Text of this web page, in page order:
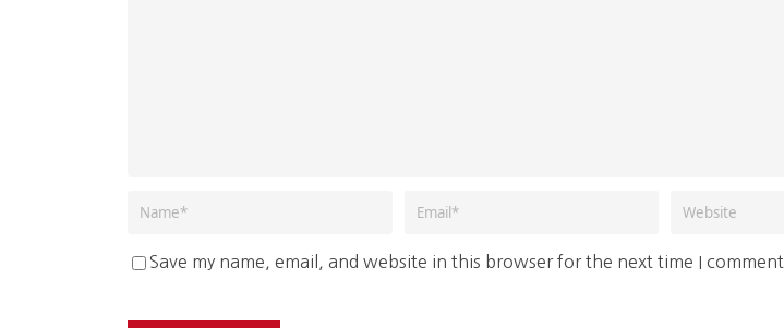
Save my name, email, and website in this browser for the next time I comment.